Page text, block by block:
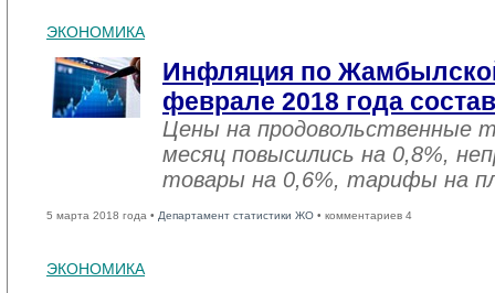
ЭКОНОМИКА
Инфляция по
феврале 2018 года
Цены на продовольственные
месяц повысились на 0,8%,
товары на 0,6%, тарифы на
5 марта 2018 года • Департамент статистики ЖО • комментариев 4
ЭКОНОМИКА